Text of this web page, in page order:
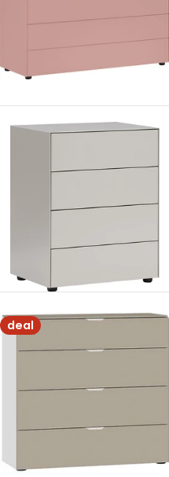
deal